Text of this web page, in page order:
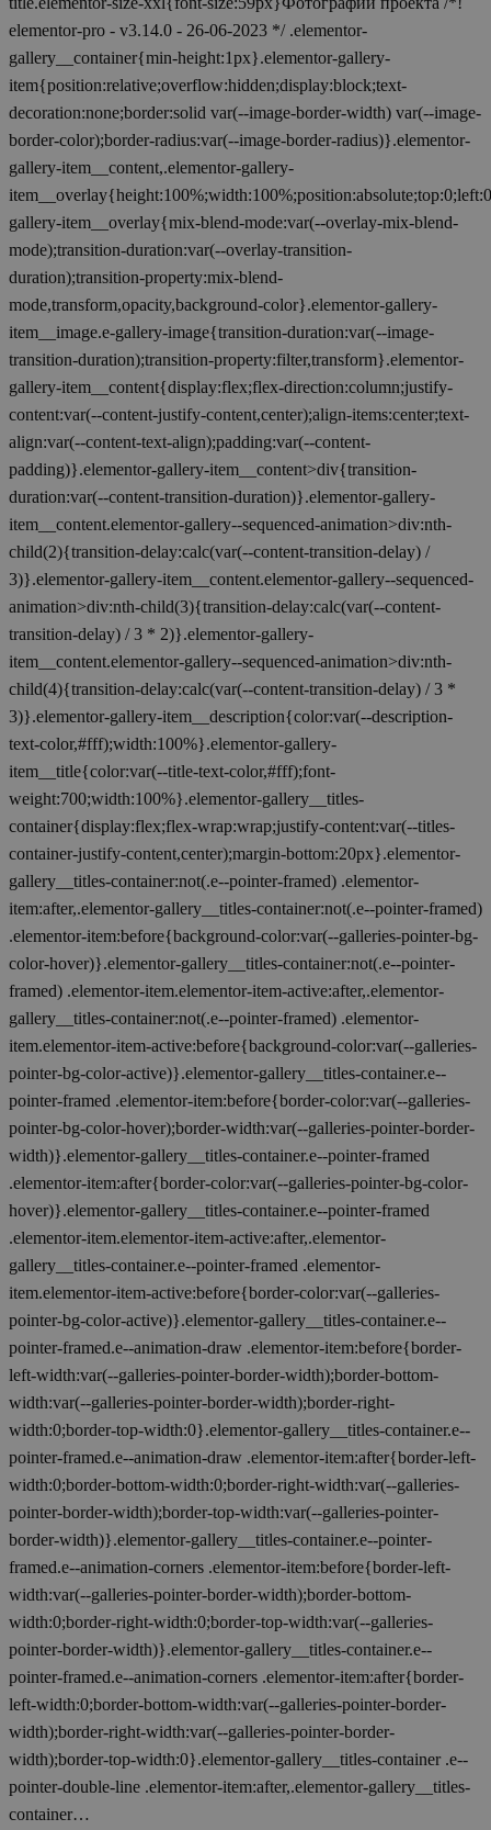
elementor-pro - v3.14.0 - 26-06-2023 */ .elementor-
gallery__container{min-height:1px}.elementor-gallery-
item{position:relative;overflow:hidden;display:block;text-
decoration:none;border:solid var(--image-border-width) var(--image-
border-color);border-radius:var(--image-border-radius)}.elementor-
gallery-item__content,.elementor-gallery-
gallery-item__overlay{mix-blend-mode:var(--overlay-mix-blend-
mode);transition-duration:var(--overlay-transition-
duration);transition-property:mix-blend-
mode,transform,opacity,background-color}.elementor-gallery-
item__image.e-gallery-image{transition-duration:var(--image-
transition-duration);transition-property:filter,transform}.elementor-
gallery-item__content{display:flex;flex-direction:column;justify-
content:var(--content-justify-content,center);align-items:center;text-
align:var(--content-text-align);padding:var(--content-
padding)}.elementor-gallery-item__content>div{transition-
duration:var(--content-transition-duration)}.elementor-gallery-
item__content.elementor-gallery--sequenced-animation>div:nth-
child(2){transition-delay:calc(var(--content-transition-delay) /
3)}.elementor-gallery-item__content.elementor-gallery--sequenced-
animation>div:nth-child(3){transition-delay:calc(var(--content-
transition-delay) / 3 * 2)}.elementor-gallery-
item__content.elementor-gallery--sequenced-animation>div:nth-
child(4){transition-delay:calc(var(--content-transition-delay) / 3 *
3)}.elementor-gallery-item__description{color:var(--description-
text-color,#fff);width:100%}.elementor-gallery-
item__title{color:var(--title-text-color,#fff);font-
weight:700;width:100%}.elementor-gallery__titles-
container{display:flex;flex-wrap:wrap;justify-content:var(--titles-
container-justify-content,center);margin-bottom:20px}.elementor-
gallery__titles-container:not(.e--pointer-framed) .elementor-
item:after,.elementor-gallery__titles-container:not(.e--pointer-framed)
.elementor-item:before{background-color:var(--galleries-pointer-bg-
color-hover)}.elementor-gallery__titles-container:not(.e--pointer-
framed) .elementor-item.elementor-item-active:after,.elementor-
gallery__titles-container:not(.e--pointer-framed) .elementor-
item.elementor-item-active:before{background-color:var(--galleries-
pointer-bg-color-active)}.elementor-gallery__titles-container.e--
pointer-framed .elementor-item:before{border-color:var(--galleries-
pointer-bg-color-hover);border-width:var(--galleries-pointer-border-
width)}.elementor-gallery__titles-container.e--pointer-framed
.elementor-item:after{border-color:var(--galleries-pointer-bg-color-
hover)}.elementor-gallery__titles-container.e--pointer-framed
.elementor-item.elementor-item-active:after,.elementor-
gallery__titles-container.e--pointer-framed .elementor-
item.elementor-item-active:before{border-color:var(--galleries-
pointer-bg-color-active)}.elementor-gallery__titles-container.e--
pointer-framed.e--animation-draw .elementor-item:before{border-
left-width:var(--galleries-pointer-border-width);border-bottom-
width:var(--galleries-pointer-border-width);border-right-
width:0;border-top-width:0}.elementor-gallery__titles-container.e--
pointer-framed.e--animation-draw .elementor-item:after{border-left-
width:0;border-bottom-width:0;border-right-width:var(--galleries-
pointer-border-width);border-top-width:var(--galleries-pointer-
border-width)}.elementor-gallery__titles-container.e--pointer-
framed.e--animation-corners .elementor-item:before{border-left-
width:var(--galleries-pointer-border-width);border-bottom-
width:0;border-right-width:0;border-top-width:var(--galleries-
pointer-border-width)}.elementor-gallery__titles-container.e--
pointer-framed.e--animation-corners .elementor-item:after{border-
left-width:0;border-bottom-width:var(--galleries-pointer-border-
width);border-right-width:var(--galleries-pointer-border-
width);border-top-width:0}.elementor-gallery__titles-container .e--
pointer-double-line .elementor-item:after,.elementor-gallery__titles-
container…